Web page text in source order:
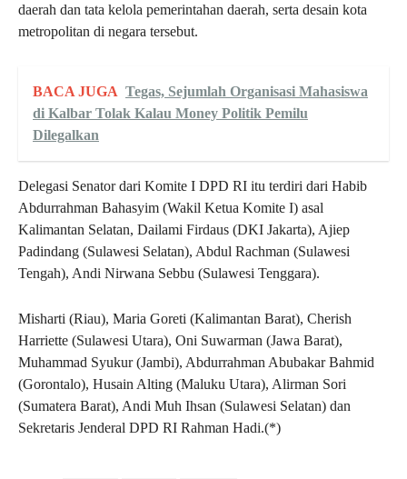
daerah dan tata kelola pemerintahan daerah, serta desain kota
metropolitan di negara tersebut.
BACA JUGA Tegas, Sejumlah Organisasi Mahasiswa
di Kalbar Tolak Kalau Money Politik Pemilu
Dilegalkan
Delegasi Senator dari Komite I DPD RI itu terdiri dari Habib
Abdurrahman Bahasyim (Wakil Ketua Komite I) asal
Kalimantan Selatan, Dailami Firdaus (DKI Jakarta), Ajiep
Padindang (Sulawesi Selatan), Abdul Rachman (Sulawesi
Tengah), Andi Nirwana Sebbu (Sulawesi Tenggara).
Misharti (Riau), Maria Goreti (Kalimantan Barat), Cherish
Harriette (Sulawesi Utara), Oni Suwarman (Jawa Barat),
Muhammad Syukur (Jambi), Abdurrahman Abubakar Bahmid
(Gorontalo), Husain Alting (Maluku Utara), Alirman Sori
(Sumatera Barat), Andi Muh Ihsan (Sulawesi Selatan) dan
Sekretaris Jenderal DPD RI Rahman Hadi.(*)